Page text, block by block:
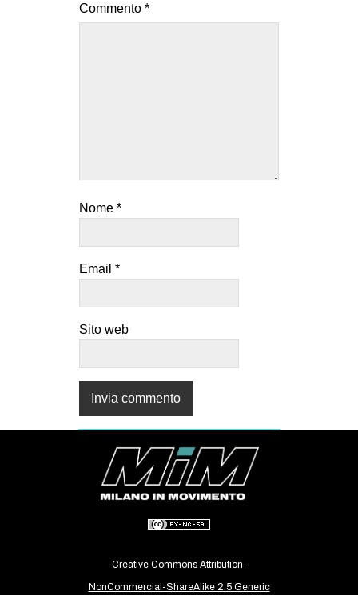
Commento *
Nome *
Email *
Sito web
Creative Commons Attribution-
NonCommercial-ShareAlike 2.5 Generic